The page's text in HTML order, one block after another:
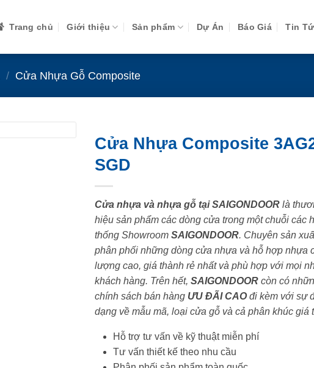
Trang chủ Giới thiệu Sản phẩm Dự Án Báo Giá Tin
/ Cửa Nhựa Gỗ Composite
Cửa Nhựa Composite
SGD
Cửa nhựa và nhựa gỗ tại SAIGONDOORlà
hiệu sản phẩm các dòng cửa trong một chuỗi các
thống Showroom SAIGONDOOR. Chuyên sản
phân phối những dòng cửa nhựa và hỗ hợp nhựa
lượng cao, giá thành rẻ nhất và phù hợp với mọi
khách hàng. Trên hết, SAIGONDOORcòn có
chính sách bán hàng ƯU ĐÃI CAOđi kèm với sự
dạng về mẫu mã, loại cửa gỗ và cả phân khúc giá
Hỗ trợ tư vấn về kỹ thuật miễn phí
Tư vấn thiết kế theo nhu cầu